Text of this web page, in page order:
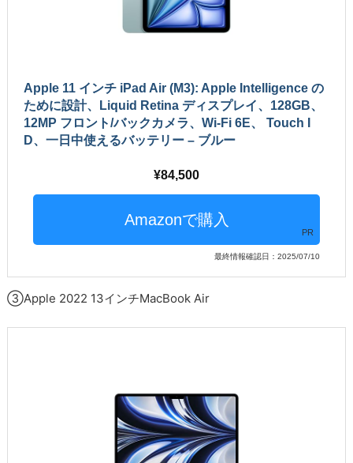
Apple 11 インチ iPad Air (M3): Apple Intelligence の
ために設計、Liquid Retina ディスプレイ、128GB、
12MP フロント/バックカメラ、Wi-Fi 6E、 Touch I
D、一日中使えるバッテリー – ブルー
84,500
PR
最終情報確認日：2025/07/10
③Apple 2022 13インチMacBook Air